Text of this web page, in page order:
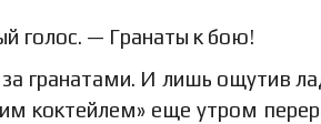
голос. — Гранаты к бою!
за гранатами. И лишь ощутив
коктейлем» еще утром